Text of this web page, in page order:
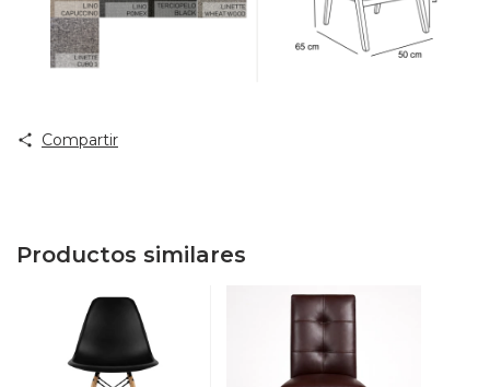
Compartir
Productos similares